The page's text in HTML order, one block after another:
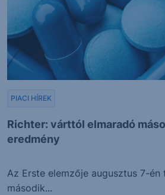
Richter: várttól elmaradó
eredmény
PIACI HÍREK
Az Erste elemzője augusztus 7-
második...